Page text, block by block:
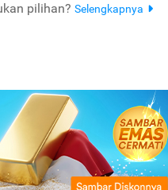
pilihan? Selengkapnya